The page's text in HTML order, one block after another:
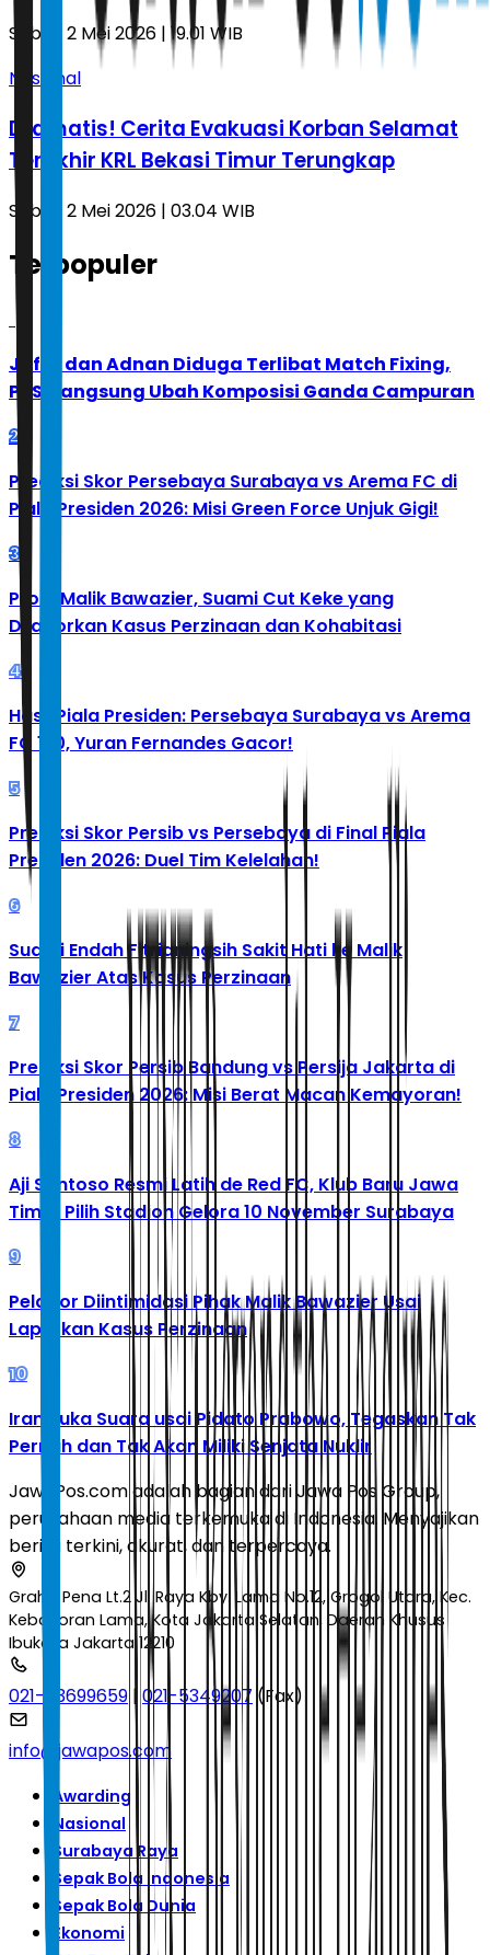
Sabtu, 2 Mei 2026 | 19.01 WIB
Nasional
Dramatis! Cerita Evakuasi Korban Selamat
Terakhir KRL Bekasi Timur Terungkap
Sabtu, 2 Mei 2026 | 03.04 WIB
Terpopuler
Jafar dan Adnan Diduga Terlibat Match Fixing,
PBSI Langsung Ubah Komposisi Ganda Campuran
2
Prediksi Skor Persebaya Surabaya vs Arema FC di
Piala Presiden 2026: Misi Green Force Unjuk Gigi!
3
Profil Malik Bawazier, Suami Cut Keke yang
Dilaporkan Kasus Perzinaan dan Kohabitasi
4
Hasil Piala Presiden: Persebaya Surabaya vs Arema
FC 1-0, Yuran Fernandes Gacor!
5
Prediksi Skor Persib vs Persebaya di Final Piala
Presiden 2026: Duel Tim Kelelahan!
6
Suami Endah Fitrianingsih Sakit Hati ke Malik
Bawazier Atas Kasus Perzinaan
7
Prediksi Skor Persib Bandung vs Persija Jakarta di
Piala Presiden 2026: Misi Berat Macan Kemayoran!
8
Aji Santoso Resmi Latih de Red FC, Klub Baru Jawa
Timur Pilih Stadion Gelora 10 November Surabaya
9
Pelapor Diintimidasi Pihak Malik Bawazier Usai
Laporkan Kasus Perzinaan
10
Iran Buka Suara usai Pidato Prabowo, Tegaskan Tak
Pernah dan Tak Akan Miliki Senjata Nuklir
JawaPos.com adalah bagian dari Jawa Pos Group,
perusahaan media terkemuka di Indonesia. Menyajikan
berita terkini, akurat, dan terpercaya.
Graha Pena Lt.2 Jl. Raya Kby. Lama No.12, Grogol Utara, Kec.
Kebayoran Lama, Kota Jakarta Selatan, Daerah Khusus
Ibukota Jakarta 12210
021-53699659 | 021-5349207 (Fax)
info@jawapos.com
Awarding
Nasional
Surabaya Raya
Sepak Bola Indonesia
Sepak Bola Dunia
Ekonomi